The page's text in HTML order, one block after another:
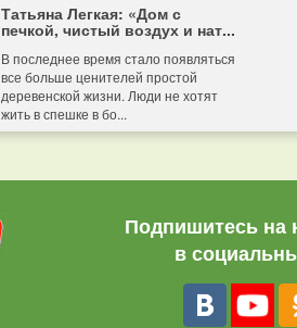
Татьяна Легкая: «Дом с
печкой, чистый воздух и нат...
В последнее время стало появляться
все больше ценителей простой
деревенской жизни. Люди не хотят
жить в спешке в бо...
Подпишитесь на
в